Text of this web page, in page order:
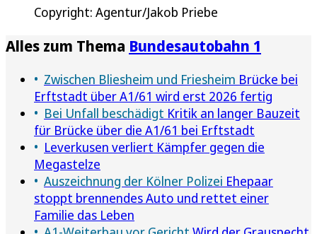
Copyright: Agentur/Jakob Priebe
Alles zum Thema Bundesautobahn 1
Zwischen Bliesheim und Friesheim Brücke bei
Erftstadt über A1/61 wird erst 2026 fertig
Bei Unfall beschädigt Kritik an langer Bauzeit
für Brücke über die A1/61 bei Erftstadt
Leverkusen verliert Kämpfer gegen die
Megastelze
Auszeichnung der Kölner Polizei Ehepaar
stoppt brennendes Auto und rettet einer
Familie das Leben